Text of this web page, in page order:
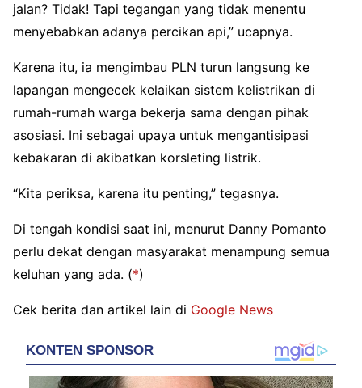
jalan? Tidak! Tapi tegangan yang tidak menentu
menyebabkan adanya percikan api,” ucapnya.
Karena itu, ia mengimbau PLN turun langsung ke
lapangan mengecek kelaikan sistem kelistrikan di
rumah-rumah warga bekerja sama dengan pihak
asosiasi. Ini sebagai upaya untuk mengantisipasi
kebakaran di akibatkan korsleting listrik.
“Kita periksa, karena itu penting,” tegasnya.
Di tengah kondisi saat ini, menurut Danny Pomanto
perlu dekat dengan masyarakat menampung semua
keluhan yang ada. (*)
Cek berita dan artikel lain di Google News